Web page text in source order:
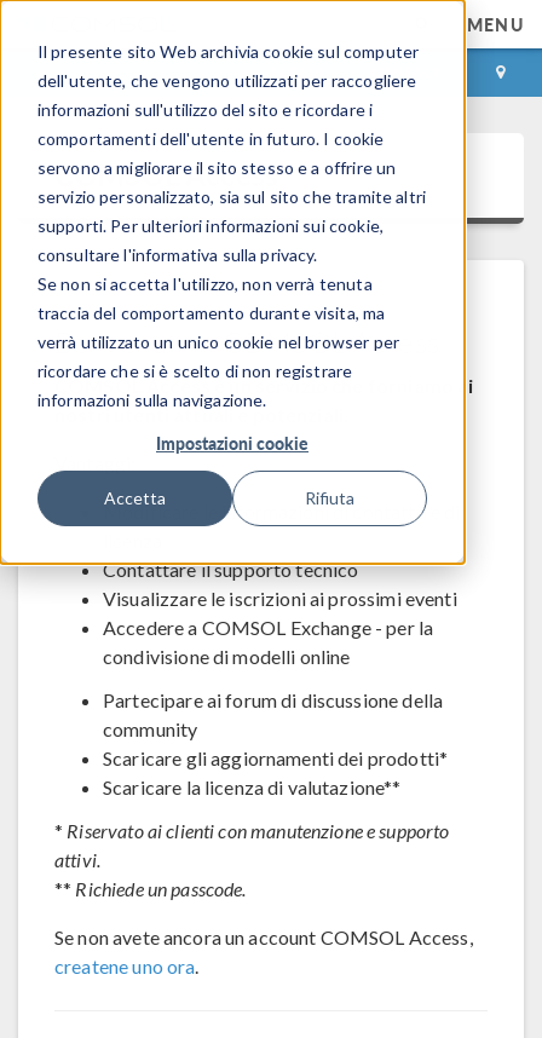
Il presente sito Web archivia cookie sul computer
dell'utente, che vengono utilizzati per raccogliere
informazioni sull'utilizzo del sito e ricordare i
comportamenti dell'utente in futuro. I cookie
servono a migliorare il sito stesso e a offrire un
servizio personalizzato, sia sul sito che tramite altri
supporti. Per ulteriori informazioni sui cookie,
consultare l'informativa sulla privacy.
Se non si accetta l'utilizzo, non verrà tenuta
traccia del comportamento durante visita, ma
verrà utilizzato un unico cookie nel browser per
ricordare che si è scelto di non registrare
informazioni sulla navigazione.
Impostazioni cookie
Accetta Rifiuta
MENU
ACCEDI CONTACT
COMSOL Access
Benvenuti in COMSOL Access
COMSOL Access è un servizio che forniamo ai
nostri utenti attuali e potenziali.
Modificare le informazioni di contatto e di
Contattare il supporto tecnico
Visualizzare le iscrizioni ai prossimi eventi
Accedere a COMSOL Exchange - per la
condivisione di modelli online
Partecipare ai forum di discussione della
community
Scaricare gli aggiornamenti dei prodotti*
Scaricare la licenza di valutazione**
* Riservato ai clienti con manutenzione e supporto
attivi.
** Richiede un passcode.
Se non avete ancora un account COMSOL Access,
createne uno ora.